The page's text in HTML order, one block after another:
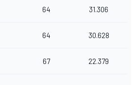
64 31.306
64 30.628
67 22.379